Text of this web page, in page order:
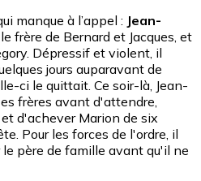
manque à l’appel : Jean-
frère de Bernard et Jacques, et
Dépressif et violent, il
jours auparavant de
ci le quittait. Ce soir-là, Jean-
frères avant d'attendre,
d'achever Marion de six
Pour les forces de l'ordre, il
père de famille avant qu'il ne